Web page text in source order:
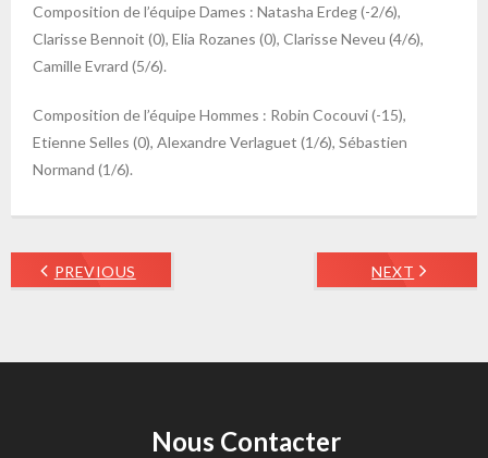
Composition de l’équipe Dames : Natasha Erdeg (-2/6),
Clarisse Bennoit (0), Elia Rozanes (0), Clarisse Neveu (4/6),
Camille Evrard (5/6).
Composition de l’équipe Hommes : Robin Cocouvi (-15),
Etienne Selles (0), Alexandre Verlaguet (1/6), Sébastien
Normand (1/6).
PREVIOUS NEXT
Nous Contacter